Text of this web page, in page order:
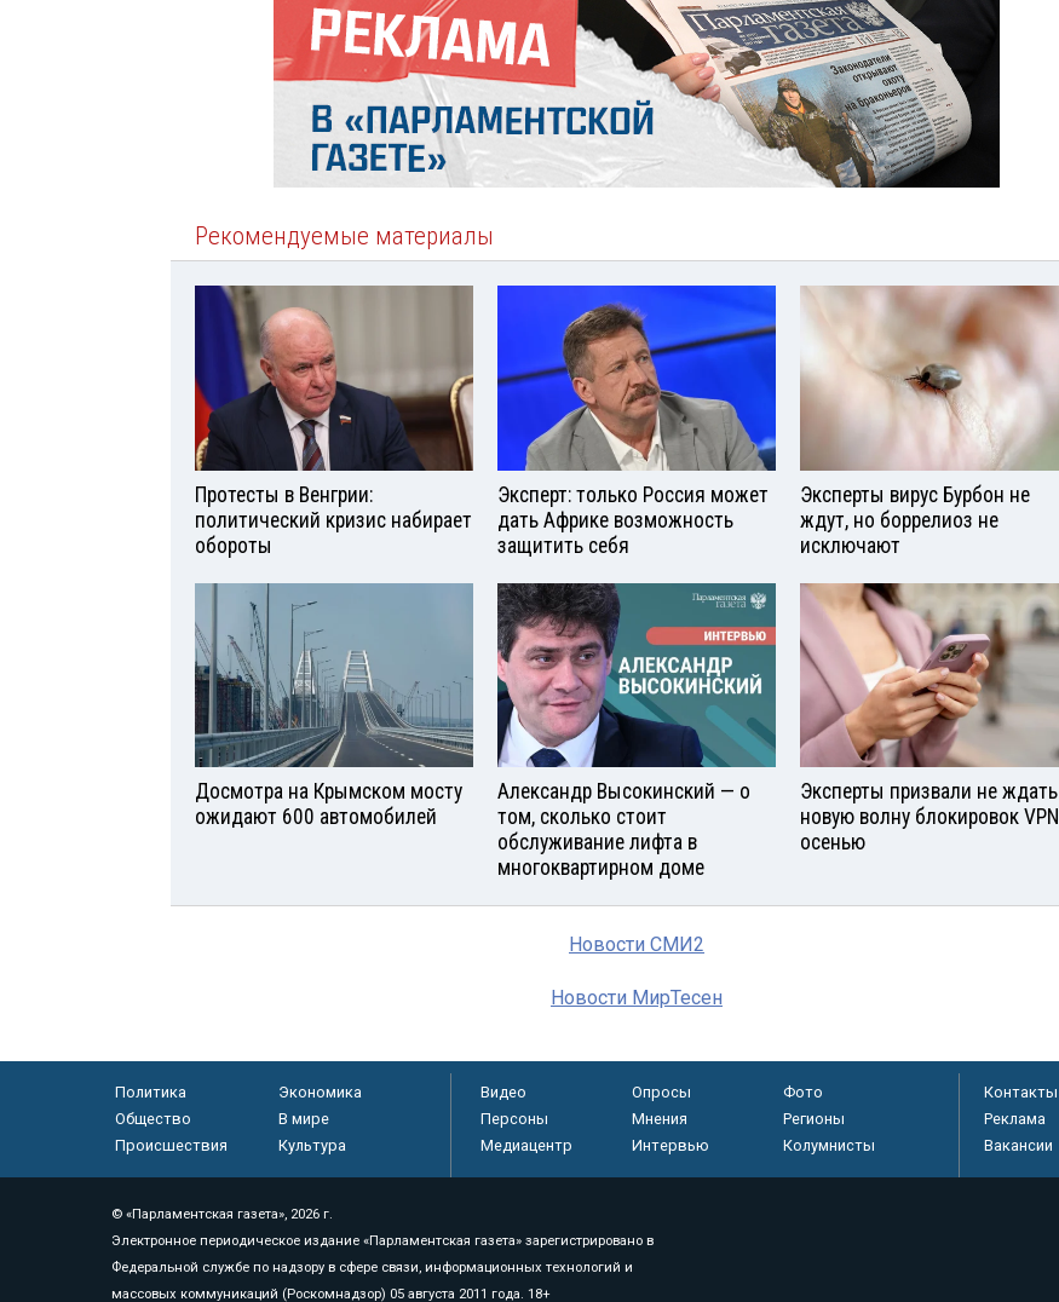
Рекомендуемые материалы
Протесты в Венгрии:
политический кризис набирает
обороты
Эксперт: только Россия может
дать Африке возможность
защитить себя
Эксперты вирус Бурбон не
ждут, но боррелиоз не
исключают
Досмотра на Крымском мосту
ожидают 600 автомобилей
Александр Высокинский — о
том, сколько стоит
обслуживание лифта в
многоквартирном доме
Эксперты призвали не ждать
новую волну блокировок VPN
осенью
Новости СМИ2
Новости МирТесен
Политика
Экономика
Общество
В мире
Происшествия
Культура
Видео Опросы
Фото
Персоны
Мнения
Регионы
Медиацентр
Интервью Колумнисты
Контакты
Реклама
Вакансии
© «Парламентская газета», 2026 г.
Электронное периодическое издание «Парламентская газета» зарегистрировано в
Федеральной службе по надзору в сфере связи, информационных технологий и
массовых коммуникаций (Роскомнадзор) 05 августа 2011 года. 18+